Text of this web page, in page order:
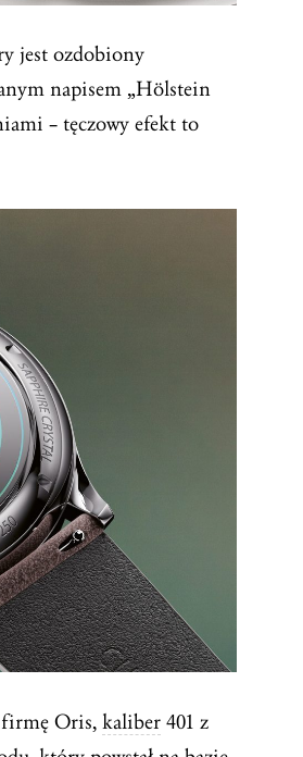
jest ozdobiony
napisem „Hölstein
– tęczowy efekt to
firmę Oris, kaliber 401 z